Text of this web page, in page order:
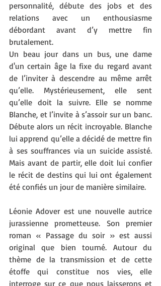
personnalité, débute des jobs et des
relations avec un enthousiasme
débordant avant d’y mettre fin
brutalement.
Un beau jour dans un bus, une dame
d'un certain âge la fixe du regard avant
de l’inviter à descendre au même arrêt
qu’elle. Mystérieusement, elle sent
qu’elle doit la suivre. Elle se nomme
Blanche, et l’invite à s’assoir sur un banc.
Débute alors un récit incroyable. Blanche
lui apprend qu’elle a décidé de mettre fin
à ses souffrances via un suicide assisté.
Mais avant de partir, elle doit lui confier
le récit de destins qui lui ont également
été confiés un jour de manière similaire.
Léonie Adover est une nouvelle autrice
jurassienne prometteuse. Son premier
roman « Passage du soir » est aussi
original que bien tourné. Autour du
thème de la transmission et de cette
étoffe qui constitue nos vies, elle
interroge sur ce que nous laisserons et